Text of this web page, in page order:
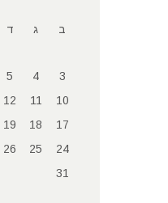
ב ג ד
3
4
5
10
11
12
17
18
19
24
25
26
31